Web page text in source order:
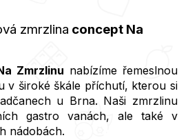
zmrzlina concept Na
Zmrzlinu nabízíme řemeslnou
v široké škále příchutí, kterou si
u Brna. Naši zmrzlinu
gastro vanách, ale také v
nádobách.